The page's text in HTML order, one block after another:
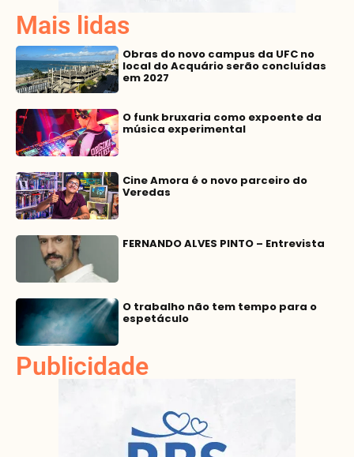
Mais lidas
Obras do novo campus da UFC no
local do Acquário serão concluídas
em 2027
O funk bruxaria como expoente da
música experimental
Cine Amora é o novo parceiro do
Veredas
FERNANDO ALVES PINTO – Entrevista
O trabalho não tem tempo para o
espetáculo
Publicidade